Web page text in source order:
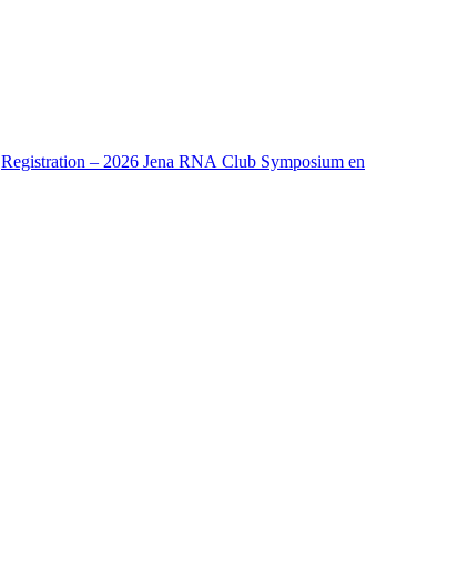
Registration – 2026 Jena RNA Club Symposium en